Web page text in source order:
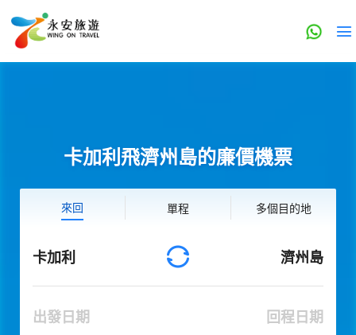
卡加利飛濟州島的廉價機票
來回 單程 多個目的地
卡加利 濟州島
出發日期 回程日期